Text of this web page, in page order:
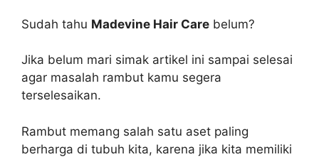
Sudah tahu Madevine Hair Care belum?
Jika belum mari simak artikel ini sampai selesai
agar masalah rambut kamu segera
terselesaikan.
Rambut memang salah satu aset paling
berharga di tubuh kita, karena jika kita memiliki